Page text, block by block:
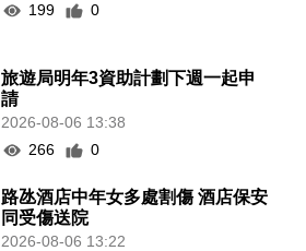
199
0
旅遊局明年3資助計劃下週一起申
請
2026-08-06 13:38
266
0
路氹酒店中年女多處割傷 酒店保安
同受傷送院
2026-08-06 13:22